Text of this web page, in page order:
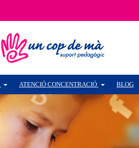
ATENCIÓ CONCENTRACIÓ BLOG